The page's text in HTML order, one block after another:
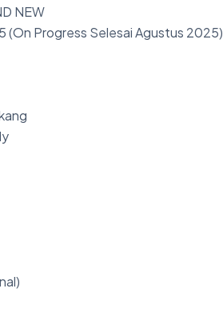
NEW
(On Progress Selesai Agustus 2025)